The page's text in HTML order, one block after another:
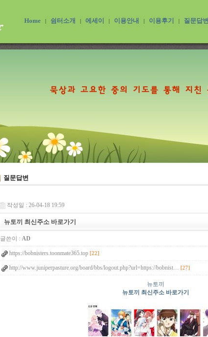
Home 쉼터소개 에세이 이용안내 이용후기 질문답변
질문답변
작성일 : 26-04-18 19:59
뉴토끼 최신주소 바로가기
글쓴이 : AD
https://bobnisters.toonmate365.top [22]
http://www.juniperpasture.org/board/bbs/logout.php?url=https://bobnist… [27]
뉴토끼
뉴토끼 최신주소 바로가기